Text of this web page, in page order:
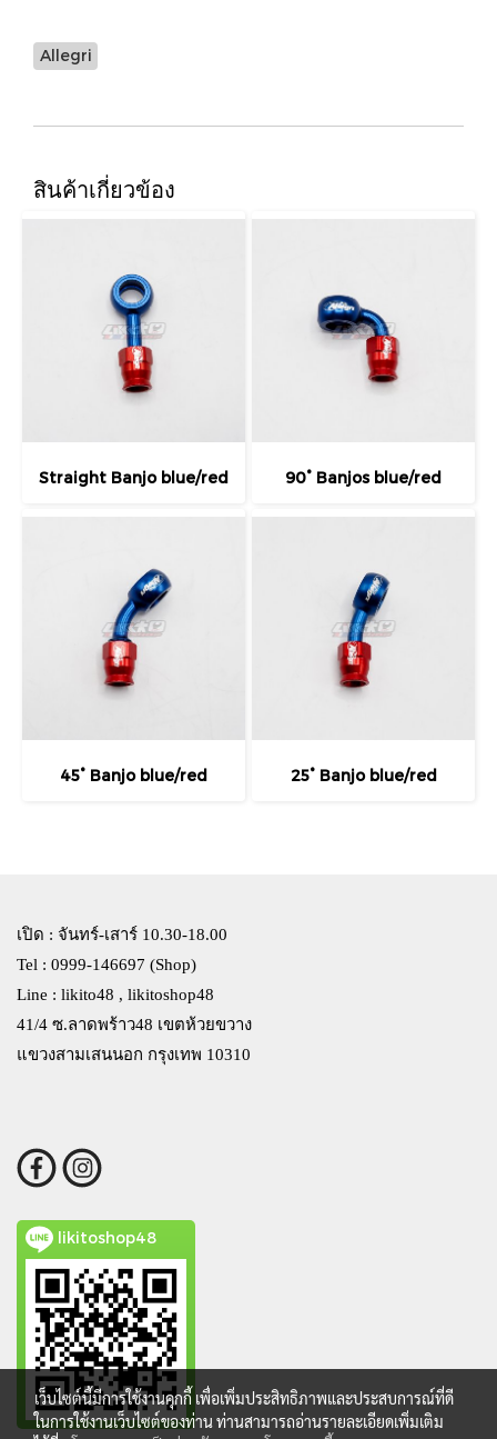
Allegri
สินค้าเกี่ยวข้อง
Straight Banjo blue/red 90° Banjos blue/red
45° Banjo blue/red 25° Banjo blue/red
เปิด : จันทร์-เสาร์ 10.30-18.00
Tel : 0999-146697 (Shop)
Line : likito48 , likitoshop48
41/4 ซ.ลาดพร้าว48 เขตห้วยขวาง
แขวงสามเสนนอก กรุงเทพ 10310
likitoshop48
เว็บไซต์นี้มีการใช้งานคุกกี้ เพื่อเพิ่มประสิทธิภาพและประสบการณ์ที่ดี
ในการใช้งานเว็บไซต์ของท่าน ท่านสามารถอ่านรายละเอียดเพิ่มเติม